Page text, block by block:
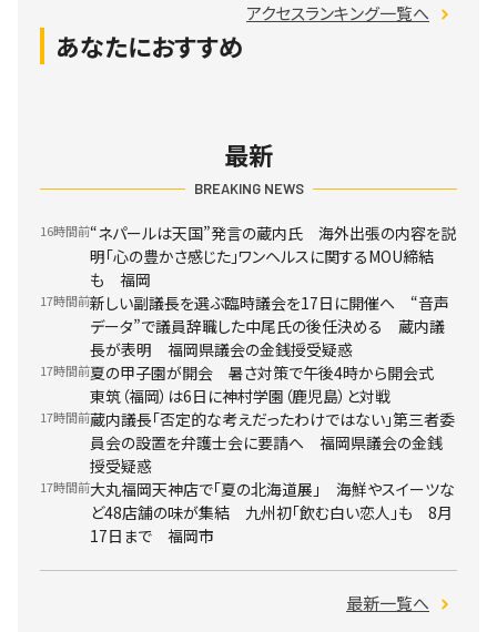
アクセスランキング一覧へ
あなたにおすすめ
最新
BREAKING NEWS
16時間前“ネパールは天国”発言の蔵内氏 海外出張の内容を説
明「心の豊かさ感じた」ワンヘルスに関するMOU締結
も 福岡
17時間前新しい副議長を選ぶ臨時議会を17日に開催へ “音声
データ”で議員辞職した中尾氏の後任決める 蔵内議
長が表明 福岡県議会の金銭授受疑惑
17時間前夏の甲子園が開会 暑さ対策で午後4時から開会式
東筑（福岡）は6日に神村学園（鹿児島）と対戦
17時間前蔵内議長「否定的な考えだったわけではない」第三者委
員会の設置を弁護士会に要請へ 福岡県議会の金銭
授受疑惑
17時間前大丸福岡天神店で「夏の北海道展」 海鮮やスイーツな
ど48店舗の味が集結 九州初「飲む白い恋人」も 8月
17日まで 福岡市
最新一覧へ